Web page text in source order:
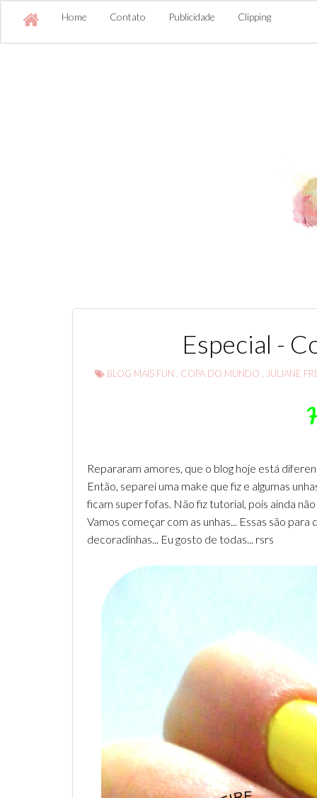
Home Contato Publicidade Clipping
Especial -
BLOG MAIS FUN COPA DO MUNDO JULIANE
Repararam amores, que o blog hoje está
Então, separei uma make que fiz e algumas
ficam super fofas. Não fiz tutorial, pois ainda
Vamos começar com as unhas... Essas são
decoradinhas... Eu gosto de todas... rsrs